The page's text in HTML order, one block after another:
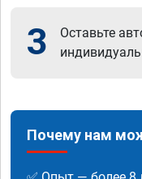
3
Оставьте
Почему нам